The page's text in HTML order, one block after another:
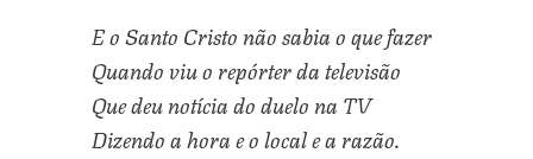
E o Santo Cristo não sabia o que fazer
Quando viu o repórter da televisão
Que deu notícia do duelo na TV
Dizendo a hora e o local e a razão.